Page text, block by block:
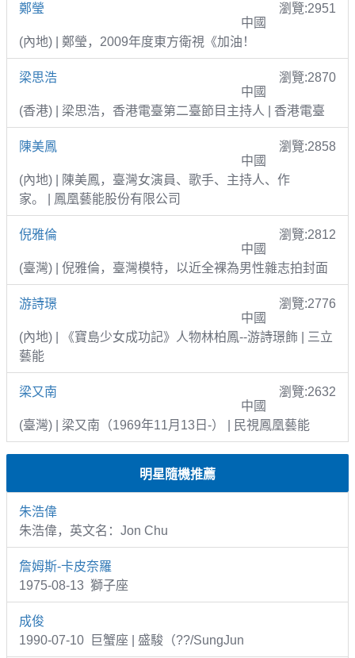
鄭瑩
瀏覽:2951
中國
(內地) | 鄭瑩，2009年度東方衛視《加油！
梁思浩
瀏覽:2870
中國
(香港) | 梁思浩，香港電臺第二臺節目主持人 | 香港電臺
陳美鳳
瀏覽:2858
中國
(內地) | 陳美鳳，臺灣女演員、歌手、主持人、作
家。 | 鳳凰藝能股份有限公司
倪雅倫
瀏覽:2812
中國
(臺灣) | 倪雅倫，臺灣模特，以近全裸為男性雜志拍封面
游詩璟
瀏覽:2776
中國
(內地) | 《寶島少女成功記》人物林柏鳳--游詩璟飾 | 三立
藝能
梁又南
瀏覽:2632
中國
(臺灣) | 梁又南（1969年11月13日-） | 民視鳳凰藝能
明星隨機推薦
朱浩偉
朱浩偉，英文名：Jon Chu
詹姆斯-卡皮奈羅
1975-08-13 獅子座
成俊
1990-07-10 巨蟹座 | 盛駿（??/SungJun